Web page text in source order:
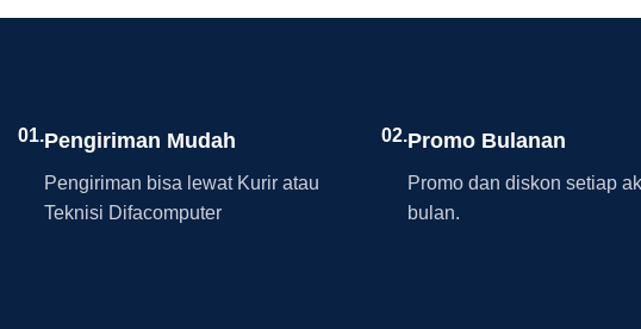
01.Pengiriman Mudah
Pengiriman bisa lewat Kurir atau
Teknisi Difacomputer
02.Promo Bulanan
Promo dan diskon setiap
bulan.